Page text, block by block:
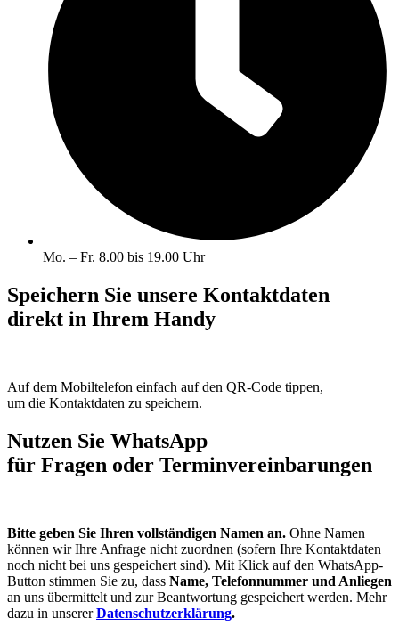
Mo. – Fr. 8.00 bis 19.00 Uhr
Speichern Sie unsere Kontaktdaten
direkt in Ihrem Handy
Auf dem Mobiltelefon einfach auf den QR-Code tippen,
um die Kontaktdaten zu speichern.
Nutzen Sie WhatsApp
für Fragen oder Terminvereinbarungen
Bitte geben Sie Ihren vollständigen Namen an. Ohne Namen
können wir Ihre Anfrage nicht zuordnen (sofern Ihre Kontaktdaten
noch nicht bei uns gespeichert sind). Mit Klick auf den WhatsApp-
Button stimmen Sie zu, dass Name, Telefonnummer und Anliegen
an uns übermittelt und zur Beantwortung gespeichert werden. Mehr
dazu in unsererDatenschutzerklärung.